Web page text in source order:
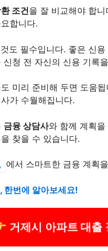
조건을 잘 비교해야 합
합니다.
도 필수입니다. 좋은 신
청 전 자신의 신용 기록
미리 준비해 두면 도움됩
가 수월해집니다.
금융 상담사와 함께 계획
찾을 수 있습니다.
에서 스마트한 금융 계획
한번에 알아보세요!
거제시 아파트 대출